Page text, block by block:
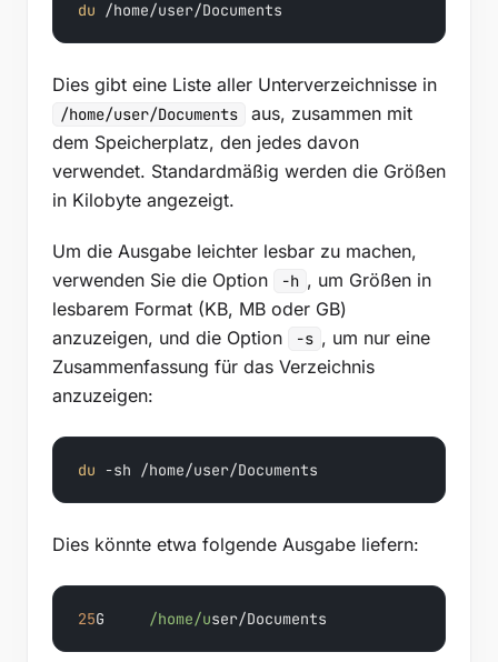
du /home/user/Documents
Dies gibt eine Liste aller Unterverzeichnisse in
/home/user/Documents
aus, zusammen mit
dem Speicherplatz, den jedes davon
verwendet. Standardmäßig werden die Größen
in Kilobyte angezeigt.
Um die Ausgabe leichter lesbar zu machen,
verwenden Sie die Option
-h , um Größen in
lesbarem Format (KB, MB oder GB)
anzuzeigen, und die Option
-s , um nur eine
Zusammenfassung für das Verzeichnis
anzuzeigen:
du -sh /home/user/Documents
Dies könnte etwa folgende Ausgabe liefern:
25G /home/user/Documents